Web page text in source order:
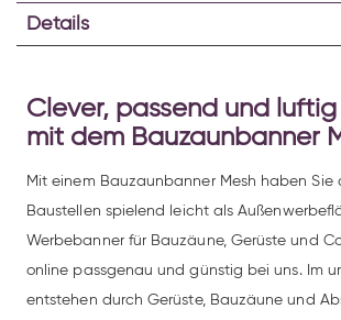
Details
Clever, passend und
mit dem Bauzaunbanner
Mit einem Bauzaunbanner Mesh haben Sie
Baustellen spielend leicht als
Werbebanner für Bauzäune, Gerüste und
online passgenau und günstig bei uns. Im
entstehen durch Gerüste, Bauzäune und